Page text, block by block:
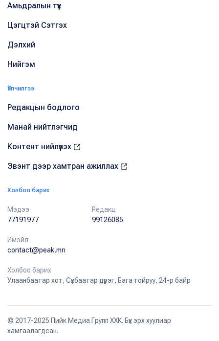
Амьдралын түүх
Цэгцтэй Сэтгэх
Дэлхий
Нийгэм
Үйлчилгээ
Редакцын бодлого
Манай нийтлэгчид
Контент нийлүүлэх
Эвэнт дээр хамтран ажиллах
Холбоо барих
Мэдээ
77191977
Редакц
99126085
Имэйл
contact@peak.mn
Холбоо барих
Улаанбаатар хот, Сүхбаатар дүүрэг, Бага тойруу, 24-р байр
© 2017-2025 Пийк Медиа Групп ХХК. Бүх эрх хуулиар
хамгаалагдсан.